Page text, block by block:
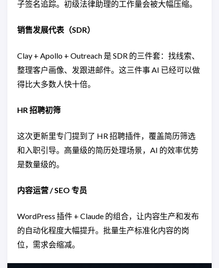
子签名追踪。初级法律助理的工作量会被大幅压缩。
销售发展代表（SDR）
Clay + Apollo + Outreach 是 SDR 的三件套：找线索、
整理客户画像、发跟进邮件。这三件事 AI 已经可以做
得比大多数人快十倍。
HR 招聘初筛
这次更新里专门提到了 HR 招聘插件，覆盖简历筛选
和入职引导。高量级的简历处理场景，AI 的效率优势
是数量级的。
内容运营 / SEO 专员
WordPress 插件 + Claude 的组合，让内容生产和发布
的自动化程度大幅提升。批量生产标准化内容的岗
位，需求会缩减。